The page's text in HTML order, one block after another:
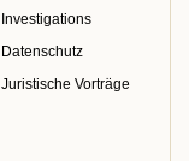
Investigations
Datenschutz
Juristische Vorträge